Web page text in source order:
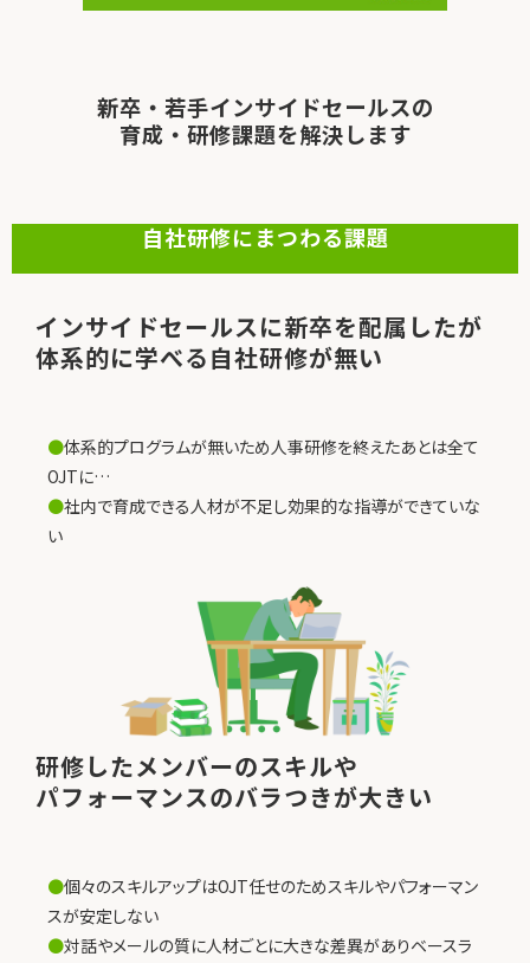
新卒・若手インサイドセールスの
育成・研修課題を解決します
自社研修にまつわる課題
インサイドセールスに新卒を配属したが
体系的に学べる自社研修が無い
●体系的プログラムが無いため人事研修を終えたあとは全て
OJTに…
●社内で育成できる人材が不足し効果的な指導ができていな
い
研修したメンバーのスキルや
パフォーマンスのバラつきが大きい
●個々のスキルアップはOJT任せのためスキルやパフォーマン
スが安定しない
●対話やメールの質に人材ごとに大きな差異がありベースラ